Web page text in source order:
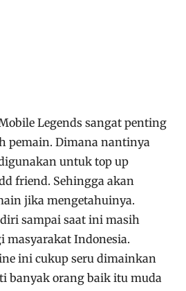
Legends sangat penting
pemain. Dimana nantinya
untuk top up
friend. Sehingga akan
jika mengetahuinya.
sampai saat ini masih
masyarakat Indonesia.
ini cukup seru dimainkan
banyak orang baik itu muda